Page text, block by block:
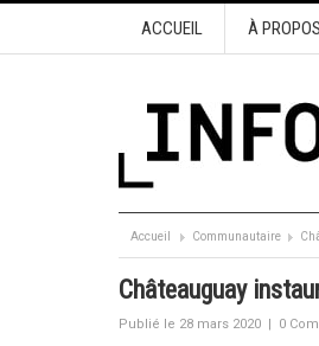
ACCUEIL À PROPOS
Accueil Communautaire
Châteauguay
Publié le 28 mars 2020 | 0